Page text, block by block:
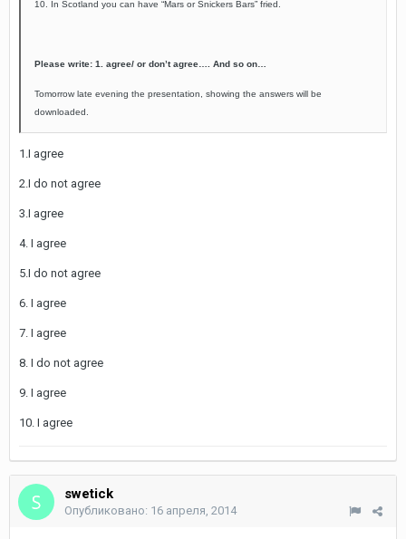
10. In Scotland you can have “Mars or Snickers Bars” fried.
Please write: 1. agree/ or don’t agree…. And so on…
Tomorrow late evening the presentation, showing the answers will be
downloaded.
1.I agree
2.I do not agree
3.I agree
4. I agree
5.I do not agree
6. I agree
7. I agree
8. I do not agree
9. I agree
10. I agree
swetick
Опубликовано: 16 апреля, 2014